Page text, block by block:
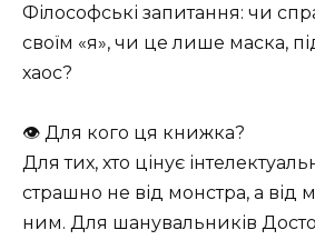
Філософські запитання: чи
своїм «я», чи це лише маска,
хаос?
👁 Для кого ця книжка?
Для тих, хто цінує
страшно не від монстра, а від
ним. Для шанувальників